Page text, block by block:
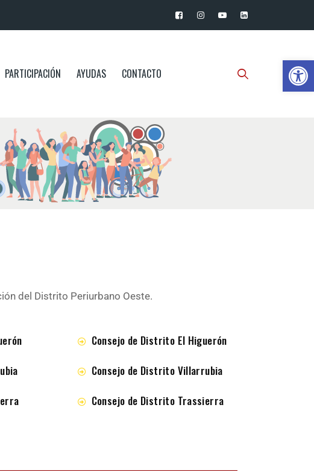
PARTICIPACIÓN AYUDAS CONTACTO
del Distrito Periurbano Oeste.
Consejo de Distrito El Higuerón
Consejo de Distrito Villarrubia
Consejo de Distrito Trassierra